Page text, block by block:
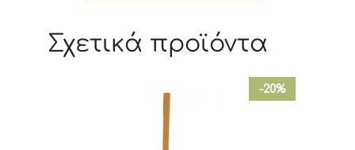
Σχετικά προϊόντα
-20%